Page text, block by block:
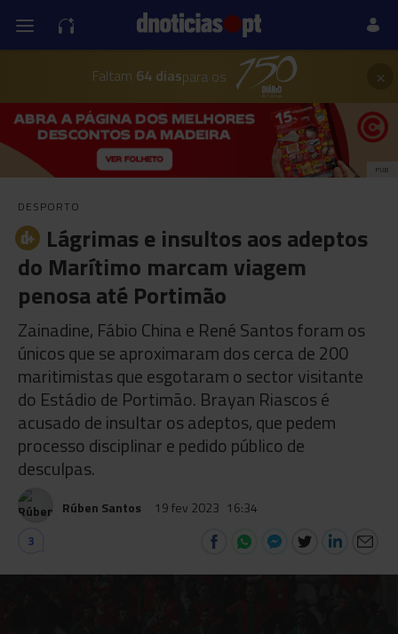
Faltam 64 diaspara os ×
PUB
DESPORTO
Lágrimas e insultos aos adeptos
do Marítimo marcam viagem
penosa até Portimão
Zainadine, Fábio China e René Santos foram os
únicos que se aproximaram dos cerca de 200
maritimistas que esgotaram o sector visitante
do Estádio de Portimão. Brayan Riascos é
acusado de insultar os adeptos, que pedem
processo disciplinar e pedido público de
desculpas.
Rúben Santos 19 fev 2023 16:34
3